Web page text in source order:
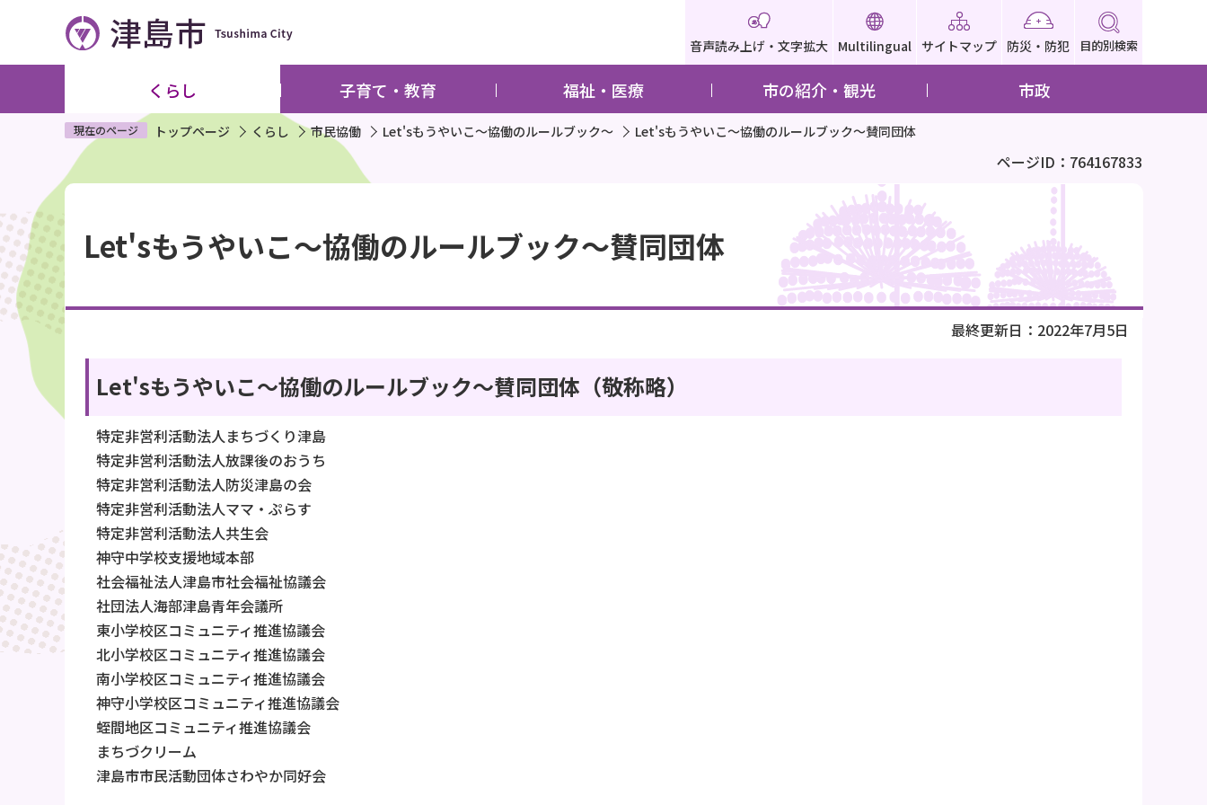
ペ
ジ
す
音声読み上げ・文字拡大 Multilingual サイトマップ 防災・防犯 目的別検索
くらし 子育て・教育 福祉・医療 市の紹介・観光 市政
現在のページ トップページ くらし 市民協働 Let'sもうやいこ～協働のルールブック～ Let'sもうやいこ～協働のルールブック～賛同団体
ページID：764167833
文
こ
こ
か
ら
Let'sもうやいこ～協働のルールブック～賛同団体
最終更新日：2022年7月5日
Let'sもうやいこ～協働のルールブック～賛同団体（敬称略）
特定非営利活動法人まちづくり津島
特定非営利活動法人放課後のおうち
特定非営利活動法人防災津島の会
特定非営利活動法人ママ・ぷらす
特定非営利活動法人共生会
神守中学校支援地域本部
社会福祉法人津島市社会福祉協議会
社団法人海部津島青年会議所
東小学校区コミュニティ推進協議会
北小学校区コミュニティ推進協議会
南小学校区コミュニティ推進協議会
神守小学校区コミュニティ推進協議会
蛭間地区コミュニティ推進協議会
まちづクリーム
津島市市民活動団体さわやか同好会